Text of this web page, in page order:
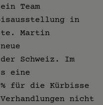
Team
in
Martin
Schweiz. Im
eine
für die Kürbisse
nicht